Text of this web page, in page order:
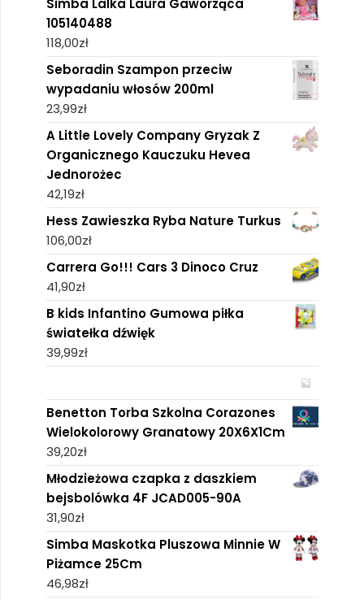
105140488
118,00zł
Seboradin Szampon przeciw
wypadaniu włosów 200ml
23,99zł
A Little Lovely Company Gryzak Z
Organicznego Kauczuku Hevea
Jednorożec
42,19zł
Hess Zawieszka Ryba Nature Turkus
106,00zł
Carrera Go!!! Cars 3 Dinoco Cruz
41,90zł
B kids Infantino Gumowa piłka
światełka dźwięk
39,99zł
Benetton Torba Szkolna Corazones
Wielokolorowy Granatowy 20X6X1Cm
39,20zł
Młodzieżowa czapka z daszkiem
bejsbolówka 4F JCAD005-90A
31,90zł
Simba Maskotka Pluszowa Minnie W
Piżamce 25Cm
46,98zł